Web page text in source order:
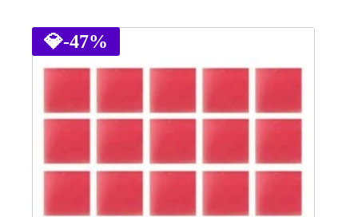
più
varianti.
possono
essere
pagina
💎-47%